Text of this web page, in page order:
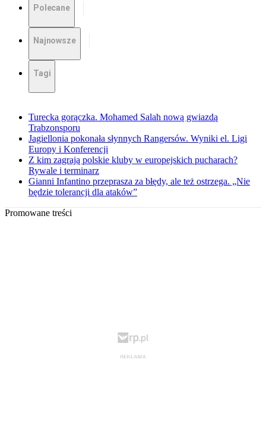
Polecane
Najnowsze
Tagi
Turecka gorączka. Mohamed Salah nową gwiazdą
Trabzonsporu
Jagiellonia pokonała słynnych Rangersów. Wyniki el. Ligi
Europy i Konferencji
Z kim zagrają polskie kluby w europejskich pucharach?
Rywale i terminarz
Gianni Infantino przeprasza za błędy, ale też ostrzega. „Nie
będzie tolerancji dla ataków”
Promowane treści